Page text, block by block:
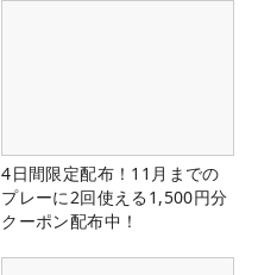
4日間限定配布！11月までの
プレーに2回使える1,500円分
クーポン配布中！